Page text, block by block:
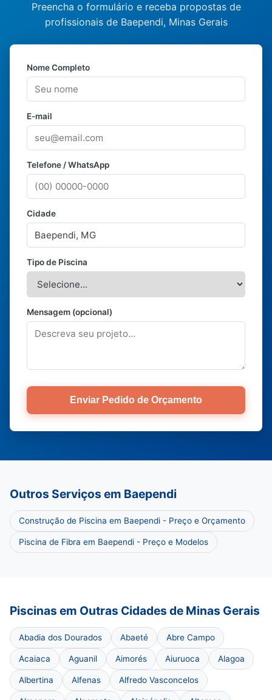
Preencha o formulário e receba propostas de
profissionais de Baependi, Minas Gerais
Nome Completo
E-mail
Telefone / WhatsApp
Cidade
Tipo de Piscina
Mensagem (opcional)
Enviar Pedido de Orçamento
Outros Serviços em Baependi
Construção de Piscina em Baependi - Preço e Orçamento
Piscina de Fibra em Baependi - Preço e Modelos
Piscinas em Outras Cidades de Minas Gerais
Abadia dos Dourados Abaeté Abre Campo
Acaiaca Aguanil Aimorés Aiuruoca Alagoa
Albertina Alfenas Alfredo Vasconcelos